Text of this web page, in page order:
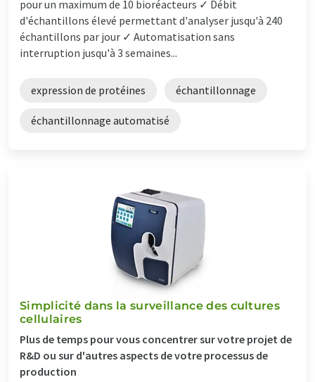
pour un maximum de 10 bioréacteurs ✓ Débit
d'échantillons élevé permettant d'analyser jusqu'à 240
échantillons par jour ✓ Automatisation sans
interruption jusqu'à 3 semaines...
expression de protéines échantillonnage
échantillonnage automatisé
Simplicité dans la surveillance des cultures
cellulaires
Plus de temps pour vous concentrer sur votre projet de
R&D ou sur d'autres aspects de votre processus de
production